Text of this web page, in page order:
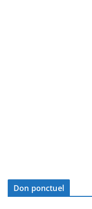
Don ponctuel